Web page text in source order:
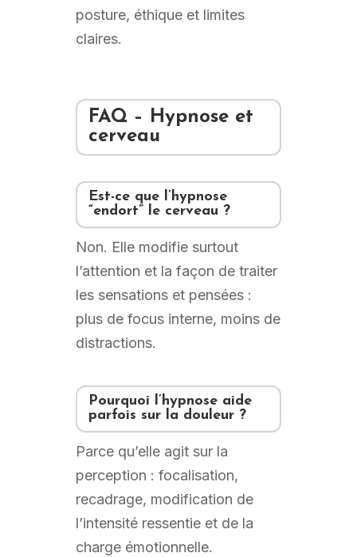
posture, éthique et limites
claires.
FAQ – Hypnose et
cerveau
Est-ce que l’hypnose
“endort” le cerveau ?
Non. Elle modifie surtout
l’attention et la façon de traiter
les sensations et pensées :
plus de focus interne, moins de
distractions.
Pourquoi l’hypnose aide
parfois sur la douleur ?
Parce qu’elle agit sur la
perception : focalisation,
recadrage, modification de
l’intensité ressentie et de la
charge émotionnelle.